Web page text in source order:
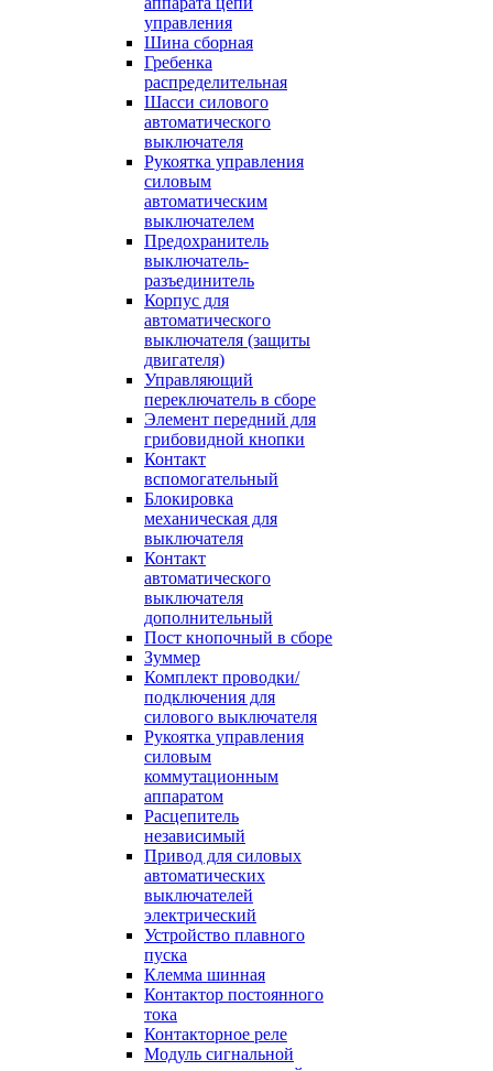
управления
Шина сборная
Гребенка
распределительная
Шасси силового
автоматического
выключателя
Рукоятка управления
силовым
автоматическим
выключателем
Предохранитель
выключатель-
разъединитель
Корпус для
автоматического
выключателя (защиты
двигателя)
Управляющий
переключатель в сборе
Элемент передний для
грибовидной кнопки
Контакт
вспомогательный
Блокировка
механическая для
выключателя
Контакт
автоматического
выключателя
дополнительный
Пост кнопочный в сборе
Зуммер
Комплект проводки/
подключения для
силового выключателя
Рукоятка управления
силовым
коммутационным
аппаратом
Расцепитель
независимый
Привод для силовых
автоматических
выключателей
электрический
Устройство плавного
пуска
Клемма шинная
Контактор постоянного
тока
Контакторное реле
Модуль сигнальной